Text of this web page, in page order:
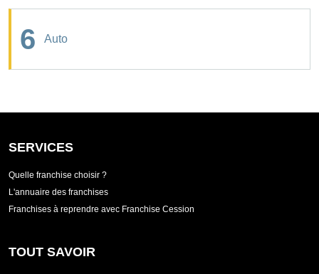
6 Auto
SERVICES
Quelle franchise choisir ?
L'annuaire des franchises
Franchises à reprendre avec Franchise Cession
TOUT SAVOIR